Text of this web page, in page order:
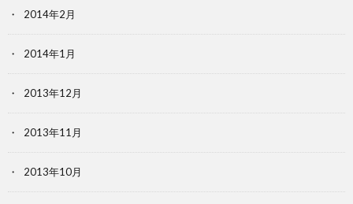
2014年2月
2014年1月
2013年12月
2013年11月
2013年10月